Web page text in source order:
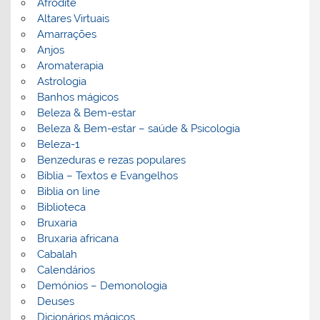
Afrodite
Altares Virtuais
Amarrações
Anjos
Aromaterapia
Astrologia
Banhos mágicos
Beleza & Bem-estar
Beleza & Bem-estar – saúde & Psicologia
Beleza-1
Benzeduras e rezas populares
Bíblia – Textos e Evangelhos
Biblia on line
Biblioteca
Bruxaria
Bruxaria africana
Cabalah
Calendários
Demónios – Demonologia
Deuses
Dicionários mágicos